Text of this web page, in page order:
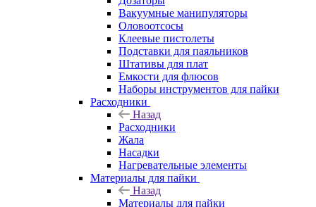
Вакуумные манипуляторы
Оловоотсосы
Клеевые пистолеты
Подставки для паяльников
Штативы для плат
Емкости для флюсов
Наборы инструментов для пайки
Расходники
Назад
Расходники
Жала
Насадки
Нагревательные элементы
Материалы для пайки
Назад
Материалы для пайки